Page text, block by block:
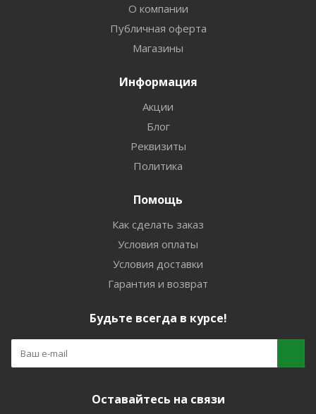
О компании
Публичная оферта
Магазины
Информация
Акции
Блог
Реквизиты
Политика
Помощь
Как сделать заказ
Условия оплаты
Условия доставки
Гарантия и возврат
Будьте всегда в курсе!
Оставайтесь на связи